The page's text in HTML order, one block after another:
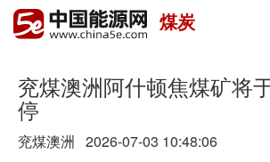
首页
政策与经济
煤炭
兖煤澳洲阿什顿焦煤矿将
停
兖煤澳洲 2026-07-03 10:48:06